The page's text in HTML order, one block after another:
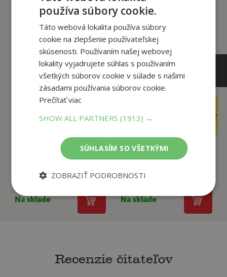
tento titul si tiež kúpili
0,95
Nagyová Ibolya
Na sklade
Jaroslava Trpková
Na sklade
Recenzie čitateľov
používa súbory cookie.
Táto webová lokalita používa súbory
cookie na zlepšenie používateľskej
skúsenosti. Používaním našej webovej
lokality vyjadrujete súhlas s používaním
všetkých súborov cookie v súlade s našimi
zásadami používania súborov cookie.
Prečítať viac
SHOW ALL PARTNERS(1913) →
SÚHLASÍM SO VŠETKÝMI
ZOBRAZIŤ PODROBNOSTI